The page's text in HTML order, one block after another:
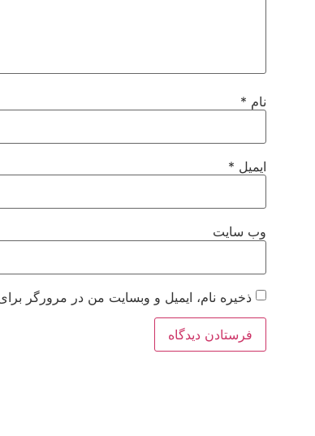
نام *
ایمیل *
وب‌ سایت
ذخیره نام، ایمیل و وبسایت من در مرورگر